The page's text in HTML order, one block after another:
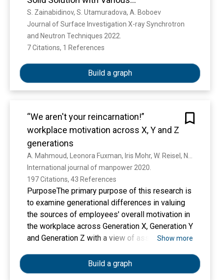
magnetic properties are enhanced by the biaxial
compressive strain. The MAE of FeClI and FeBrI
increases by 1 order of magnitude, and the Curie
temperature of FeXY monolayers enhances by
2D Janus half-metallic materials and enrich the
2D magnetic material library.
Nanoinclusions
S. Zainabidinov, S. Utamuradova, A. Boboev
Journal of Surface Investigation X-ray Synchrotron
and Neutron Techniques 2022.
7 Citations, 1 References
Build a graph
“We aren't your reincarnation!”
workplace motivation across X, Y and Z
generations
International journal of manpower 2020.
197 Citations, 43 References
PurposeThe primary purpose of this research is
to examine generational differences in valuing
the sources of employees' overall motivation in
the workplace across Generation X, Generation Y
and Generation Z with a view of assisting
maintaining multigenerational
staff.Design/methodology/approachThe
Show more
Build a graph